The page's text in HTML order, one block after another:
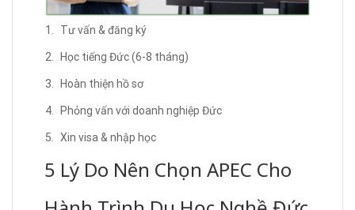
Tư vấn & đăng ký
Học tiếng Đức (6-8 tháng)
Hoàn thiện hồ sơ
Phỏng vấn với doanh nghiệp Đức
Xin visa & nhập học
5 Lý Do Nên Chọn APEC Cho